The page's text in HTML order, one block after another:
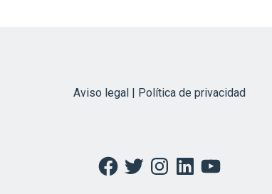
Aviso legal | Política de privacidad
Facebook
TwitterInstagramLinkedInYouTube